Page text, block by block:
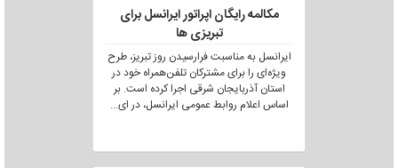
مکالمه رایگان اپراتور ایرانسل برای
تبریزی ها
ایرانسل به مناسبت فرارسیدن روز تبریز، طرح
ویژه‌ای را برای مشترکان تلفن‌همراه خود در
استان آذربایجان شرقی اجرا کرده است. بر
اساس اعلام روابط عمومی ایرانسل، در ای...